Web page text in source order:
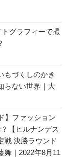
トグラフィーで撮
もづくしのかき
らない世界｜大
】ファッション
【ヒルナンデス
戦 決勝ラウンド
｜2022年8月11